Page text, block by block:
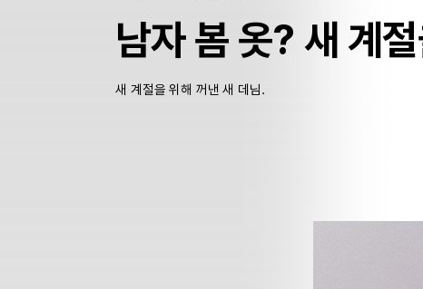
남자 봄 옷? 새 계
새 계절을 위해 꺼낸 새 데님.